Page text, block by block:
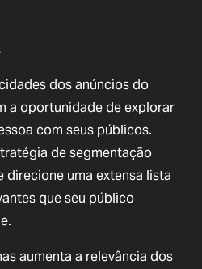
dos anúncios do
a oportunidade de explorar
com seus públicos.
de segmentação
uma extensa lista
que seu público
aumenta a relevância dos